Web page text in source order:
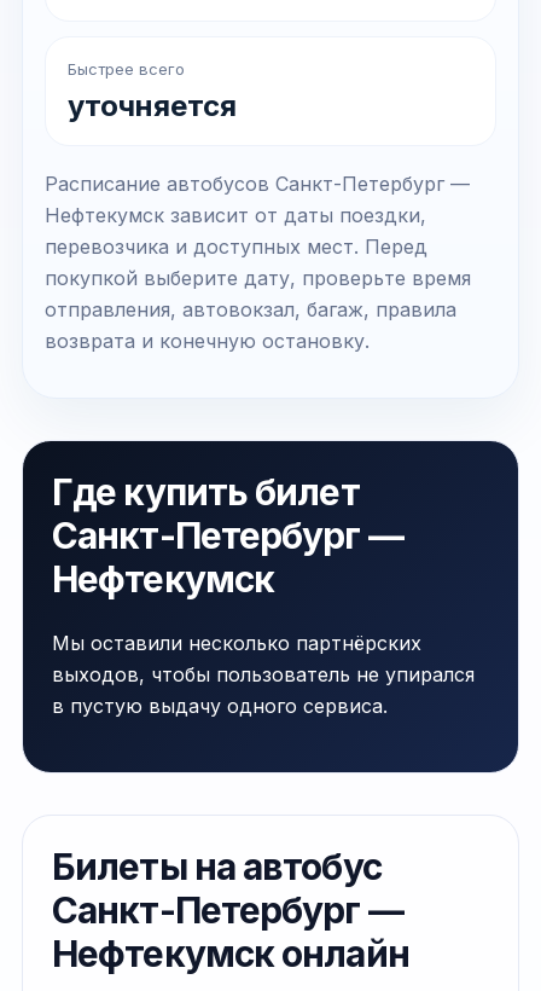
Быстрее всего
уточняется
Расписание автобусов Санкт-Петербург —
Нефтекумск зависит от даты поездки,
перевозчика и доступных мест. Перед
покупкой выберите дату, проверьте время
отправления, автовокзал, багаж, правила
возврата и конечную остановку.
Где купить билет
Санкт-Петербург —
Нефтекумск
Мы оставили несколько партнёрских
выходов, чтобы пользователь не упирался
в пустую выдачу одного сервиса.
Билеты на автобус
Санкт-Петербург —
Нефтекумск онлайн